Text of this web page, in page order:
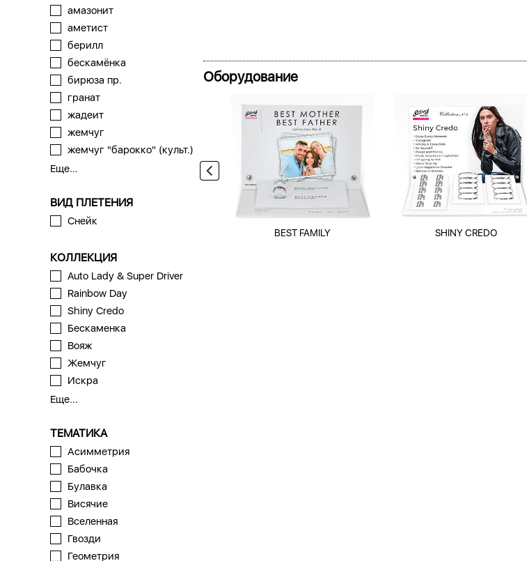
амазонит
аметист
берилл
бескамёнка
бирюза пр.
гранат
жадеит
жемчуг
жемчуг "барокко" (культ.)
Еще...
ВИД ПЛЕТЕНИЯ
Снейк
КОЛЛЕКЦИЯ
Auto Lady & Super Driver
Rainbow Day
Shiny Credo
Бескаменка
Вояж
Жемчуг
Искра
Еще...
ТЕМАТИКА
Асимметрия
Бабочка
Булавка
Висячие
Вселенная
Гвозди
Геометрия
Оборудование
BEST FAMILY SHINY CREDO